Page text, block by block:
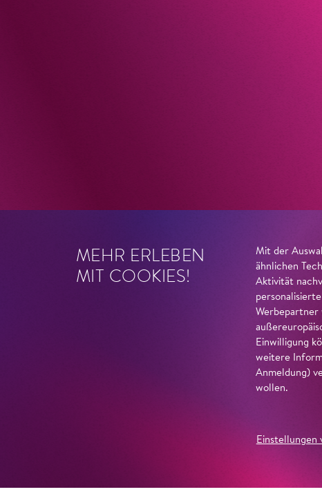
MEHR ERLEBEN
MIT COOKIES!
Mit der
ähnlichen
Aktivität
Werbepartner
Einwilligung
weitere
Anmeldung)
wollen.
Einstellungen